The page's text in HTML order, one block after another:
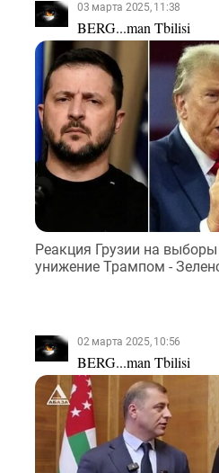
03 марта 2025, 11:38
BERG...man Tbilisi
Реакция Грузии на
унижение Трампом -
02 марта 2025, 10:56
BERG...man Tbilisi